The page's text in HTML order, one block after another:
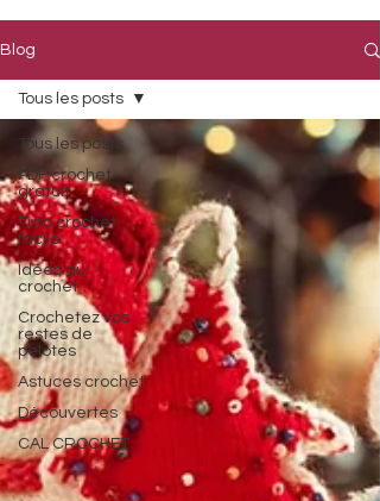
Blog
Tous les posts
PDF crochet
gratuit
Tuto crochet
facile
Idées au
crochet
Crochetez vos
restes de
pelotes
Astuces crochet
Découvertes
CAL CROCHET
Tous les posts